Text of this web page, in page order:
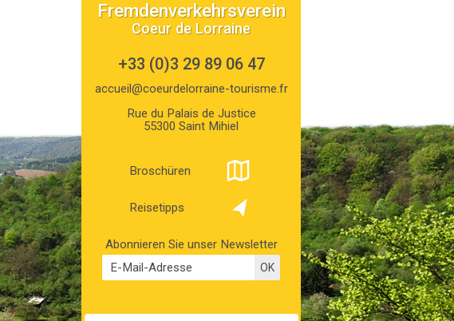
Fremdenverkehrsverein
Coeur de Lorraine
+33 (0)3 29 89 06 47
accueil@coeurdelorraine-tourisme.fr
Rue du Palais de Justice
55300 Saint Mihiel
Broschüren
Reisetipps
Abonnieren Sie unser Newsletter